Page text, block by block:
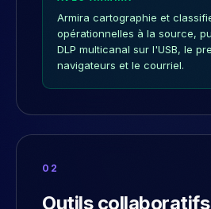
Armira cartographie et
opérationnelles à la source,
DLP multicanal sur l'USB, le
navigateurs et le courriel.
0 2
Outils collaboratifs